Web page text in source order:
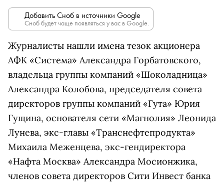
Добавить Сноб в источники Google
Сноб будет чаще появляться у вас в Google.
Журналисты нашли имена тезок акционера
АФК «Система» Александра Горбатовского,
владельца группы компаний «Шоколадница»
Александра Колобова, председателя совета
директоров группы компаний «Гута» Юрия
Гущина, основателя сети «Магнолия» Леонида
Лунева, экс-главы «Транснефтепродукта»
Михаила Меженцева, экс-гендиректора
«Нафта Москва» Александра Мосионжика,
членов совета директоров Сити Инвест банка